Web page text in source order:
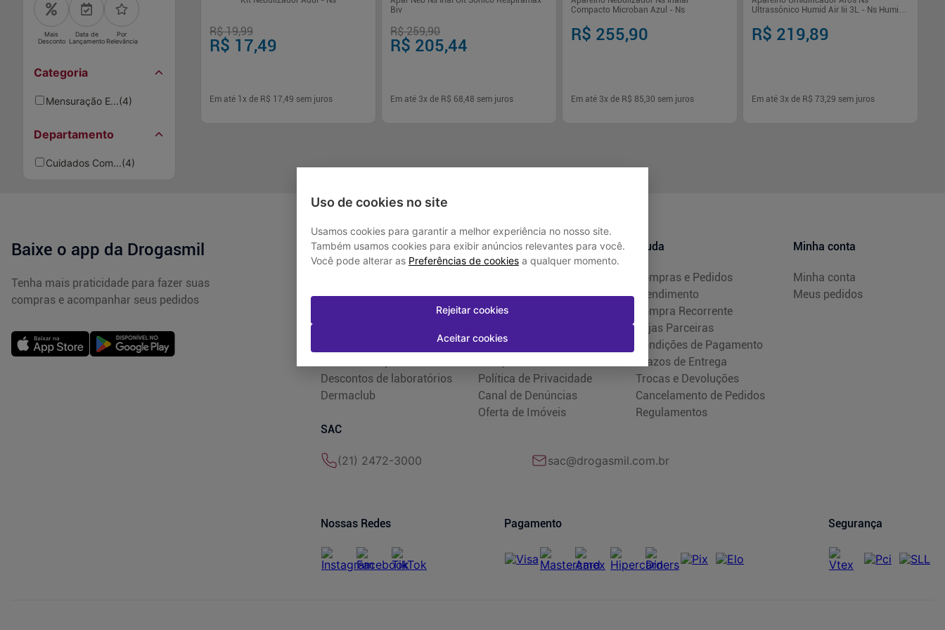
Uso de cookies no site
Usamos cookies para garantir a melhor experiência no nosso site.
Também usamos cookies para exibir anúncios relevantes para você.
Você pode alterar as Preferências de cookies a qualquer momento.
Rejeitar cookies
Aceitar cookies
Mais
Desconto
Data de
Lançamento
Por
Relevância
Categoria
Mensuração E...(4)
Departamento
Cuidados Com...(4)
R$ 19,99
R$ 17,49
Em até 1x de R$ 17,49 sem juros
Biv
R$ 259,90
R$ 205,44
Em até 3x de R$ 68,48 sem juros
Compacto Microban Azul - Ns
R$ 255,90
Em até 3x de R$ 85,30 sem juros
Ultrassônico Humid Air Iii 3L - Ns Humid
R$ 219,89
Em até 3x de R$ 73,29 sem juros
Baixe o app da Drogasmil
Tenha mais praticidade para fazer suas
compras e acompanhar seus pedidos
Programas e Serviços
Consultas Médicas
Descontos de laboratórios
Dermaclub
Institucional
Nossas Lojas
Marcas Parceiras
Quem Somos
Política de Privacidade
Canal de Denúncias
Oferta de Imóveis
Ajuda
Compras e Pedidos
Atendimento
Compra Recorrente
Lojas Parceiras
Condições de Pagamento
Prazos de Entrega
Trocas e Devoluções
Cancelamento de Pedidos
Regulamentos
Minha conta
Minha conta
Meus pedidos
SAC
(21) 2472-3000 sac@drogasmil.com.br
Nossas Redes Pagamento Segurança